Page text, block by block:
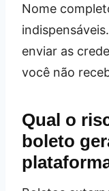
Nome
enviar as
você não
Qual o
boleto